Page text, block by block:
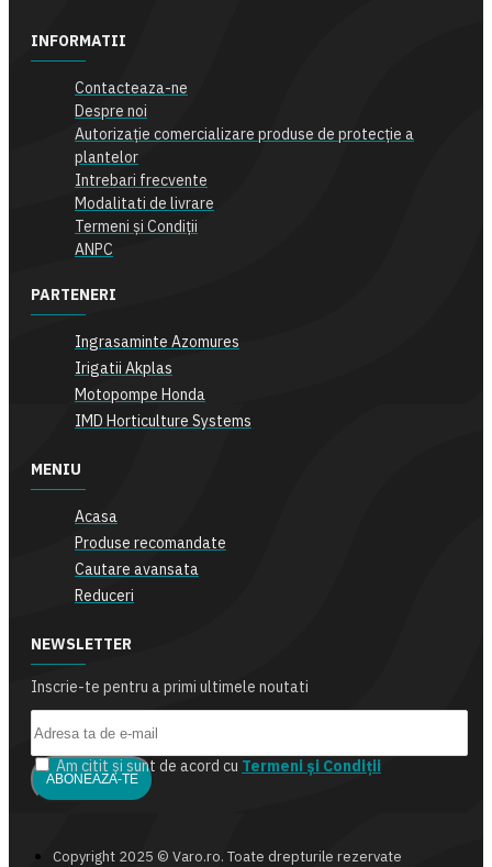
INFORMATII
Contacteaza-ne
Despre noi
Autorizație comercializare produse de protecție a
plantelor
Intrebari frecvente
Modalitati de livrare
Termeni și Condiții
ANPC
PARTENERI
Ingrasaminte Azomures
Irigatii Akplas
Motopompe Honda
IMD Horticulture Systems
MENIU
Acasa
Produse recomandate
Cautare avansata
Reduceri
NEWSLETTER
Inscrie-te pentru a primi ultimele noutati
ABONEAZA-TE
Am citit şi sunt de acord cu Termeni și Condiții
Copyright 2025 © Varo.ro. Toate drepturile rezervate